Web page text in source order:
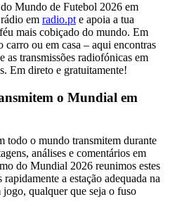
Mundo de Futebol 2026 em
em radio.pte apoia a tua
mais cobiçado do mundo. Em
ou em casa – aqui encontras
as transmissões radiofónicas em
Em direto e gratuitamente!
o Mundial em
todo o mundo transmitem durante
análises e comentários em
do Mundial 2026 reunimos estes
a estação adequada na
qualquer que seja o fuso